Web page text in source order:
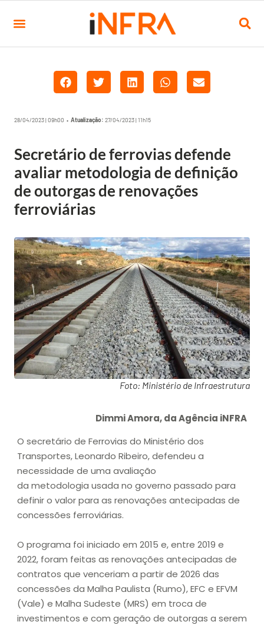
28/04/2023 | 09h00 • Atualização: 27/04/2023 | 11h15
Secretário de ferrovias defende
avaliar metodologia de definição
de outorgas de renovações
ferroviárias
Foto: Ministério de Infraestrutura
Dimmi Amora, da Agência iNFRA
O secretário de Ferrovias do Ministério dos
Transportes, Leonardo Ribeiro, defendeu a
necessidade de uma avaliação
da metodologia usada no governo passado para
definir o valor para as renovações antecipadas de
concessões ferroviárias.
O programa foi iniciado em 2015 e, entre 2019 e
2022, foram feitas as renovações antecipadas de
contratos que venceriam a partir de 2026 das
concessões da Malha Paulista (Rumo), EFC e EFVM
(Vale) e Malha Sudeste (MRS) em troca de
investimentos e com geração de outorgas a serem